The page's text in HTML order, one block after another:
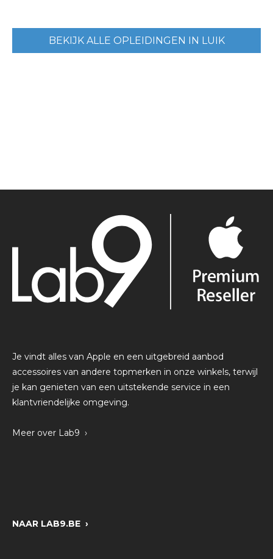
BEKIJK ALLE OPLEIDINGEN IN LUIK
Je vindt alles van Apple en een uitgebreid aanbod
accessoires van andere topmerken in onze winkels, terwijl
je kan genieten van een uitstekende service in een
klantvriendelijke omgeving.
Meer over Lab9 ›
NAAR LAB9.BE ›